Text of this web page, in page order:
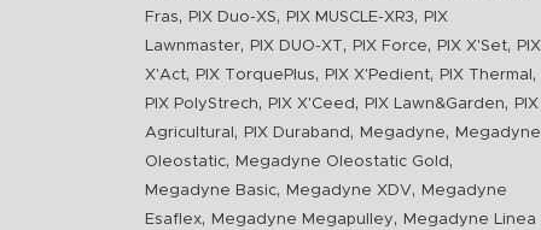
Fras, PIX Duo-XS, PIX MUSCLE-XR3,
PIX
Lawnmaster, PIX DUO-XT , PIX Force, PIX X'Set,
PIX
X'Act, PIX TorquePlus, PIX X'Pedient, PIX Thermal ,
PIX PolyStrech, PIX X'Ceed , PIX Lawn&Garden,
PIX
Agricultural , PIX Duraband , Megadyne,
Megadyne
Oleostatic, Megadyne Oleostatic Gold ,
Megadyne Basic, Megadyne XDV,
Megadyne
Esaflex, Megadyne Megapulley,
Megadyne Linea